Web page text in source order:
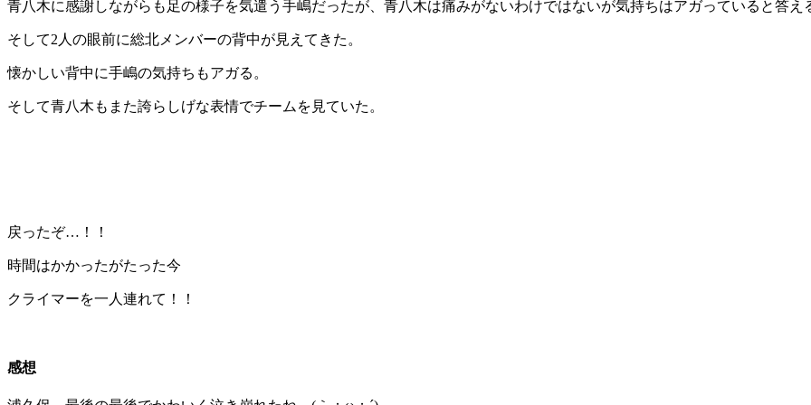
青八木に感謝しながらも足の様子を気遣う手嶋だったが、青八木は痛みがないわけではないが気持ちはアガっていると答え
そして2人の眼前に総北メンバーの背中が見えてきた。
懐かしい背中に手嶋の気持ちもアガる。
そして青八木もまた誇らしげな表情でチームを見ていた。
戻ったぞ…！！
時間はかかったがたった今
クライマーを一人連れて！！
感想